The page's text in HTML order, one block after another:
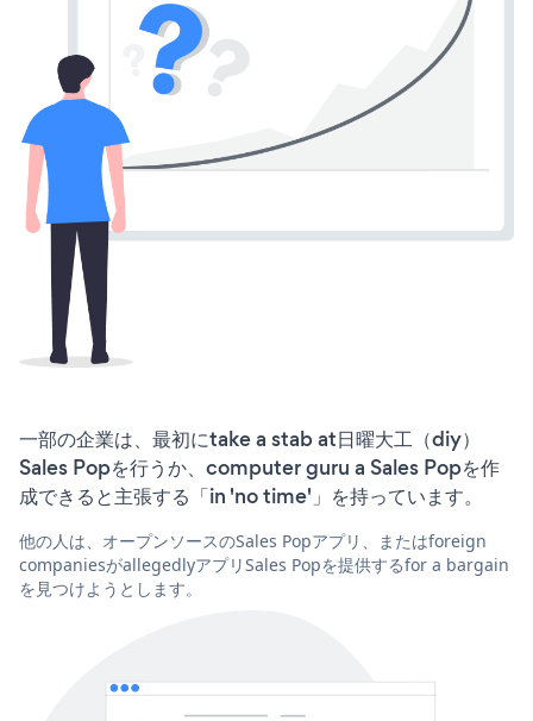
一部の企業は、最初にtake a stab at日曜大工（diy）
Sales Popを行うか、computer guru a Sales Popを作
成できると主張する「in 'no time'」を持っています。
他の人は、オープンソースのSales Popアプリ、またはforeign
companiesがallegedlyアプリSales Popを提供するfor a bargain
を見つけようとします。